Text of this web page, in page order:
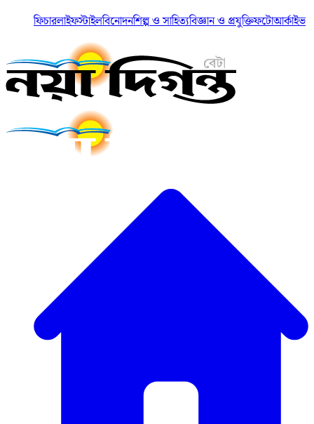
ফিচারলাইফস্টাইলবিনোদনশিল্প ও সাহিত্যবিজ্ঞান ও প্রযুক্তিফটোআর্কাইভ